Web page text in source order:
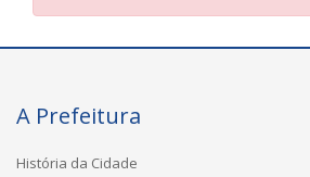
A Prefeitura
História da Cidade